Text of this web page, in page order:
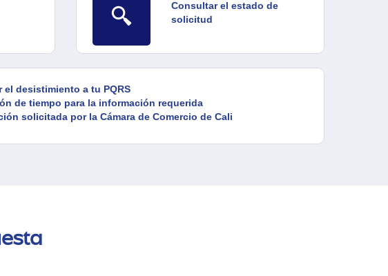
Consultar el estado de
solicitud
el desistimiento a tu PQRS
de tiempo para la información requerida
solicitada por la Cámara de Comercio de Cali